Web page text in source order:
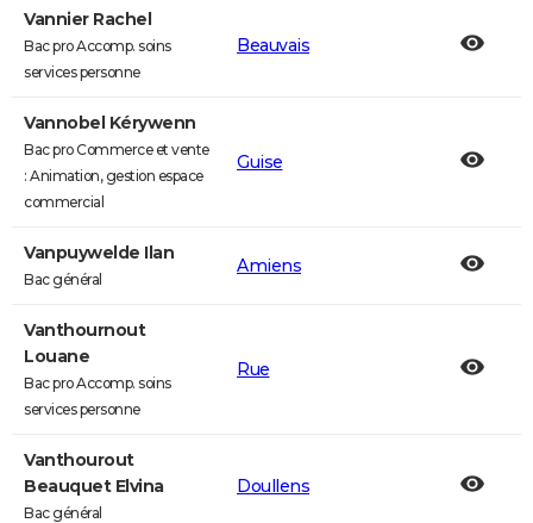
Vannier Rachel
Bac pro Accomp. soins
services personne
Beauvais
Vannobel Kérywenn
Bac pro Commerce et vente
: Animation, gestion espace
commercial
Guise
Vanpuywelde Ilan
Bac général
Amiens
Vanthournout
Louane
Bac pro Accomp. soins
services personne
Rue
Vanthourout
Beauquet Elvina
Bac général
Doullens